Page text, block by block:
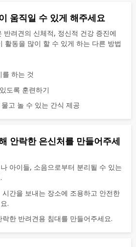
움직일 수 있게 해주세요
반려견의 신체적, 정신적 건강 증진에
활동을 많이 할 수 있게 하는 다른 방법
하는 것
도록 훈련하기
고 놀 수 있는 간식 제공
안락한 은신처를 만들어주세
아이들, 소음으로부터 분리될 수 있는
간을 보내는 장소에 조용하고 안전한
.
한 반려견용 침대를 만들어주세요.